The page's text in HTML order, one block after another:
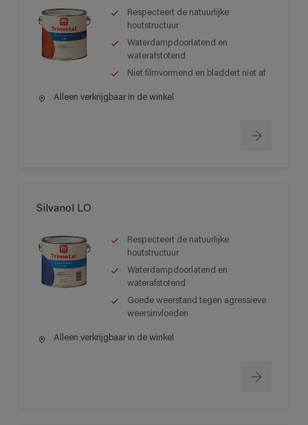
Respecteert de natuurlijke
houtstructuur
Waterdampdoorlatend en
waterafstotend
Niet filmvormend en bladdert niet af
Alleen verkrijgbaar in de winkel
Silvanol LO
Respecteert de natuurlijke
houtstructuur
Waterdampdoorlatend en
waterafstotend
Goede weerstand tegen agressieve
weersinvloeden
Alleen verkrijgbaar in de winkel